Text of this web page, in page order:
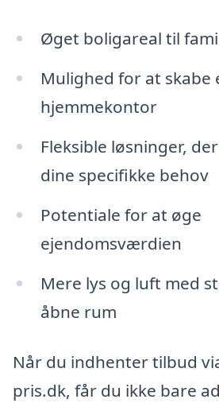
Øget boligareal til
Mulighed for at skabe
hjemmekontor
Fleksible løsninger,
dine specifikke behov
Potentiale for at øge
ejendomsværdien
Mere lys og luft med
åbne rum
Når du indhenter tilbud
pris.dk, får du ikke bare